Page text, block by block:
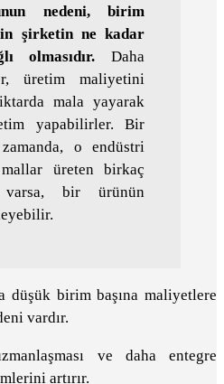
nedeni, birim
şirketin ne kadar
olmasıdır. Daha
üretim maliyetini
mala yayarak
yapabilirler. Bir
o endüstri
üreten birkaç
bir ürünün
düşük birim başına maliyetlere
vardır.
ve daha entegre
artırır.